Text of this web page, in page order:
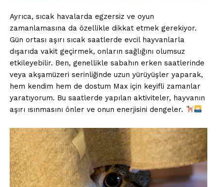
Ayrıca, sıcak havalarda egzersiz ve oyun
zamanlamasına da özellikle dikkat etmek gerekiyor.
Gün ortası aşırı sıcak saatlerde evcil hayvanlarla
dışarıda vakit geçirmek, onların sağlığını olumsuz
etkileyebilir. Ben, genellikle sabahın erken saatlerinde
veya akşamüzeri serinliğinde uzun yürüyüşler yaparak,
hem kendim hem de dostum Max için keyifli zamanlar
yaratıyorum. Bu saatlerde yapılan aktiviteler, hayvanın
aşırı ısınmasını önler ve onun enerjisini dengeler.